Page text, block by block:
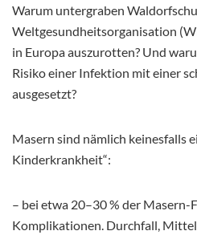
Warum untergraben
Weltgesundheitsorganisation
in Europa auszurotten? Und
Risiko einer Infektion mit einer
ausgesetzt?
Masern sind nämlich keinesfalls
Kinderkrankheit“:
– bei etwa 20–30 % der Masern-
Komplikationen. Durchfall,